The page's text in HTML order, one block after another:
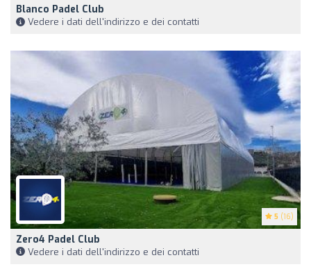
Blanco Padel Club
Vedere i dati dell'indirizzo e dei contatti
5 (16)
Zero4 Padel Club
Vedere i dati dell'indirizzo e dei contatti